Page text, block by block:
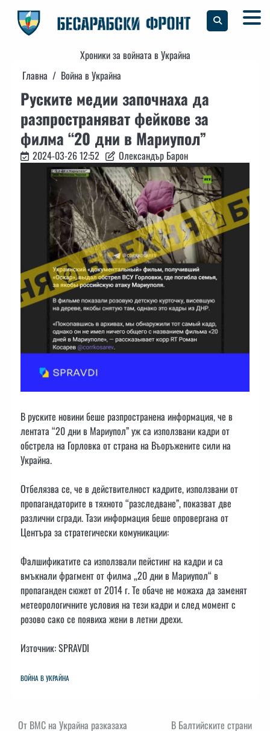
content
Хроники за войната в Украйна
Главна
Война в Украйна
Руските медии започнаха да
разпространяват фейкове за
филма “20 дни в Мариупол”
2024-03-26 12:52 Олександър Барон
В руските новини беше разпространена информация, че в
лентата “20 дни в Мариупол” уж са използвани кадри от
обстрела на Горловка от страна на Въоръжените сили на
Украйна.
Отбелязва се, че в действителност кадрите, използвани от
пропагандаторите в тяхното “разследване”, показват две
различни сгради. Тази информация беше опровергана от
Центъра за стратегически комуникации:
Фалшификатите са използвали пейстинг на кадри и са
вмъкнали фрагмент от филма „20 дни в Мариупол“ в
пропаганден сюжет от 2014 г. Те обаче не можаха да заменят
метеорологичните условия на тези кадри и след момент с
розово сако се появиха жени в летни дрехи.
Източник: SPRAVDI
ВОЙНА В УКРАЙНА
От ВМС на Украйна разказаха
В Балтийските страни